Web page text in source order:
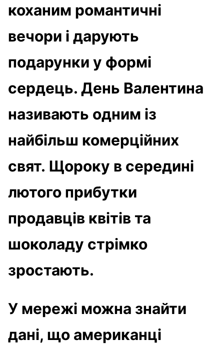
коханим романтичні
вечори і дарують
подарунки у формі
сердець. День Валентина
називають одним із
найбільш комерційних
свят. Щороку в середині
лютого прибутки
продавців квітів та
шоколаду стрімко
зростають.
У мережі можна знайти
дані, що американці